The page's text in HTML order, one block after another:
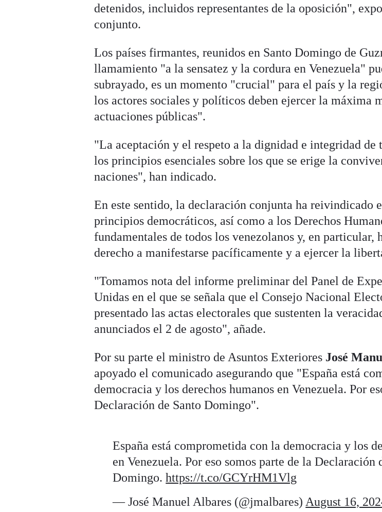
detenidos, incluidos representantes de la oposición",
conjunto.
Los países firmantes, reunidos en Santo Domingo de
llamamiento "a la sensatez y la cordura en Venezuela"
subrayado, es un momento "crucial" para el país y la
los actores sociales y políticos deben ejercer la máxima
actuaciones públicas".
"La aceptación y el respeto a la dignidad e integridad de
los principios esenciales sobre los que se erige la
naciones", han indicado.
En este sentido, la declaración conjunta ha reivindicado
principios democráticos, así como a los Derechos
fundamentales de todos los venezolanos y, en particular,
derecho a manifestarse pacíficamente y a ejercer la
"Tomamos nota del informe preliminar del Panel de
Unidas en el que se señala que el Consejo Nacional
presentado las actas electorales que sustenten la
anunciados el 2 de agosto", añade.
Por su parte el ministro de Asuntos Exteriores José
apoyado el comunicado asegurando que "España está
democracia y los derechos humanos en Venezuela. Por
Declaración de Santo Domingo".
España está comprometida con la democracia y los
en Venezuela. Por eso somos parte de la Declaración
Domingo.https://t.co/GCYrHM1Vlg
— José Manuel Albares (@jmalbares) August 16,